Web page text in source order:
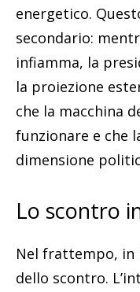
energetico.
secondario:
infiamma, la
la proiezione
che la macchina
funzionare e che
dimensione
Lo scontro
Nel frattempo, in
dello scontro.